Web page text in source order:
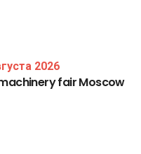
2026
fairMoscow